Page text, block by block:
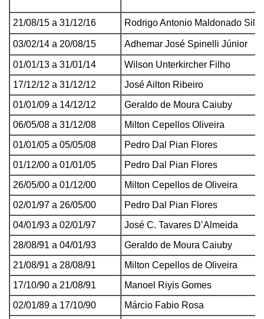
21/08/15 a 31/12/16 Rodrigo Antonio Maldonado
03/02/14 a 20/08/15 Adhemar José Spinelli Júnior
01/01/13 a 31/01/14
Wilson Unterkircher Filho
17/12/12 a 31/12/12
José Ailton Ribeiro
01/01/09 a 14/12/12
Geraldo de Moura Caiuby
06/05/08 a 31/12/08
Milton Cepellos Oliveira
01/01/05 a 05/05/08
Pedro Dal Pian Flores
01/12/00 a 01/01/05
Pedro Dal Pian Flores
26/05/00 a 01/12/00
Milton Cepellos de Oliveira
02/01/97 a 26/05/00
Pedro Dal Pian Flores
04/01/93 a 02/01/97
José C. Tavares D’Almeida
28/08/91 a 04/01/93
Geraldo de Moura Caiuby
21/08/91 a 28/08/91
Milton Cepellos de Oliveira
17/10/90 a 21/08/91
Manoel Riyis Gomes
02/01/89 a 17/10/90
Márcio Fabio Rosa